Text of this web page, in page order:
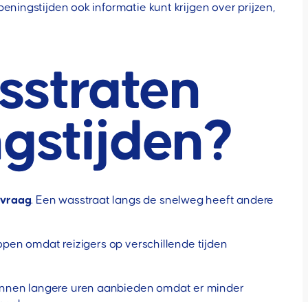
ook informatie kunt krijgen over prijzen,
. Een wasstraat langs de snelweg heeft andere
omdat reizigers op verschillende tijden
langere uren aanbieden omdat er minder